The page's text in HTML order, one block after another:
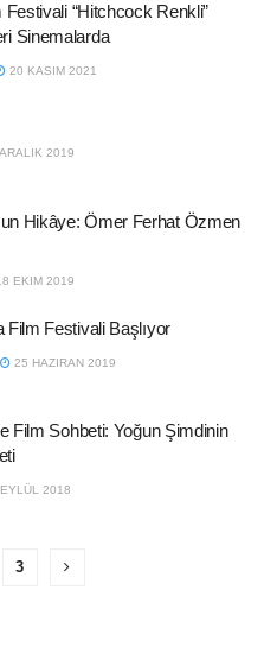
“Hitchcock Renkli”
Sinemalarda
20 KASIM 2021
2019
Hikâye: Ömer Ferhat Özmen
EKIM 2019
Film Festivali Başlıyor
25 HAZIRAN 2019
Film Sohbeti: Yoğun Şimdinin
2018
3